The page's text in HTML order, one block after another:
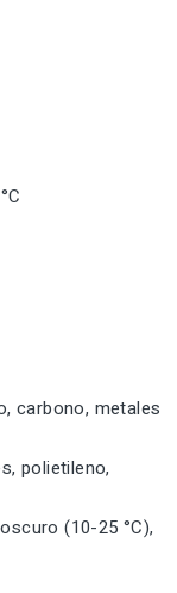
carbono, metales
polietileno,
(10-25 °C),